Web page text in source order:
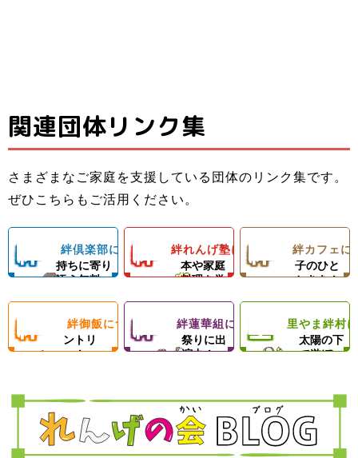
関連団体リンク集
さまざまなご家庭を支援している団体のリンク集です。
ぜひこちらもご活用ください。
絆
倶
楽
子どもの気
持ちに寄り
添う無料
子どもたちと親
＆子どもたちの
成長を支える無
絆倶楽部について
絆
れ
ん
塾
料理の基
本や家庭
料理を学
子ども料理教室
でお母さんのお
ようになろう！
体験型子ども食
絆れんげ塾について
絆
カ
フ
楽しい親
子のひと
ときを！
フェランチ（軽
絆カフェに
絆
飯
フードパ
ントリ
ー！
ひとり親家庭、
っぱいの手作り
ご飯＆食材配布
絆御飯について絆
華
地域のお
祭りに出
演中！
子ども食堂＆プ
ロの先生による
ダンスレッス
と食材配布でお
母さんをサポー
絆蓮華組について
里
ま
思いきり
太陽の下
で遊ぼ
動を通じて子ど
もたちの心の成
里やま絆村